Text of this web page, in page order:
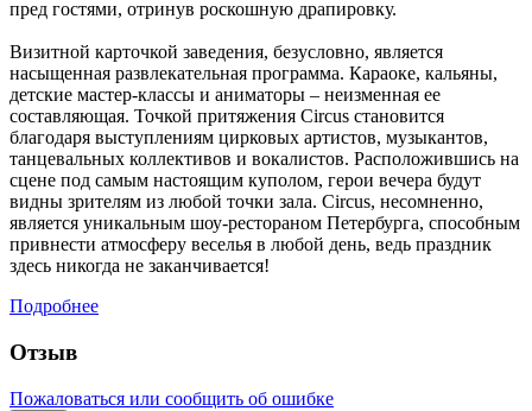
пред гостями, отринув роскошную драпировку.
Визитной карточкой заведения, безусловно, является
насыщенная развлекательная программа. Караоке, кальяны,
детские мастер-классы и аниматоры – неизменная ее
составляющая. Точкой притяжения Circus становится
благодаря выступлениям цирковых артистов, музыкантов,
танцевальных коллективов и вокалистов. Расположившись на
сцене под самым настоящим куполом, герои вечера будут
видны зрителям из любой точки зала. Circus, несомненно,
является уникальным шоу-рестораном Петербурга, способным
привнести атмосферу веселья в любой день, ведь праздник
здесь никогда не заканчивается!
Подробнее
Отзыв
Пожаловаться или сообщить об ошибке